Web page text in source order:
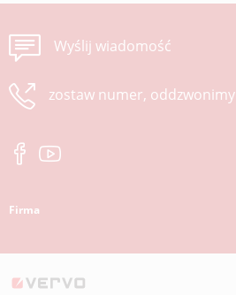
Wyślij wiadomość
zostaw numer, oddzwonimy
Firma